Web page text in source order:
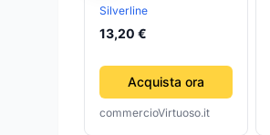
con custodia
Silverline
Silverline
13,20 €
Acquista ora
commercioVirtuoso.it